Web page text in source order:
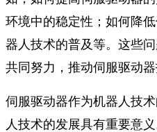
环境中的稳定性；如何降
器人技术的普及等。这些
共同努力，推动伺服驱动
伺服驱动器作为机器人技
人技术的发展具有重要意